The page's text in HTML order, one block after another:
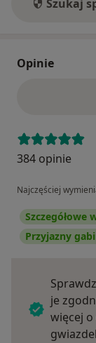
Szukaj
Opinie
384 opinie
Najczęściej
Szczegółowe
Przyjazny
je
więcej